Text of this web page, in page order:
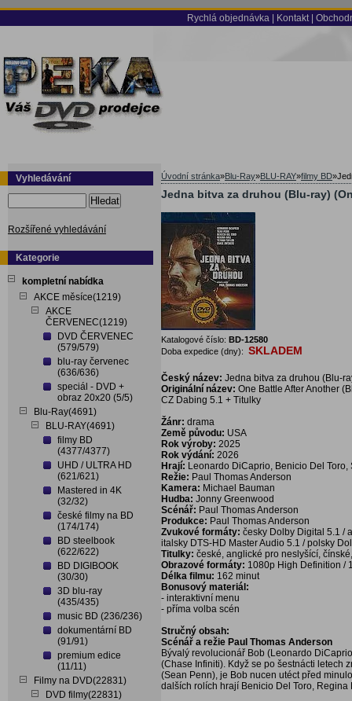
Rychlá objednávka Kontakt
Vyhledávání
Hledat
Rozšířené vyhledávání
Kategorie
kompletní nabídka
AKCE měsíce(1219)
AKCE
ČERVENEC(1219)
DVD ČERVENEC
(579/579)
blu-ray červenec
(636/636)
speciál - DVD +
obraz 20x20 (5/5)
Blu-Ray(4691)
BLU-RAY(4691)
filmy BD
(4377/4377)
UHD / ULTRA HD
(621/621)
Mastered in 4K
(32/32)
české filmy na BD
(174/174)
BD steelbook
(622/622)
BD DIGIBOOK
(30/30)
3D blu-ray
(435/435)
music BD (236/236)
dokumentární BD
(91/91)
premium edice
(11/11)
Filmy na DVD(22831)
DVD filmy(22831)
Úvodní stránka»Blu-Ray»BLU-RAY»filmy BD»
Jedna bitva za druhou (Blu-ray)
Katalogové číslo: BD-12580
Doba expedice (dny): SKLADEM
Český název: Jedna bitva za druhou (Blu-
Originální název: One Battle After Another
CZ Dabing 5.1 + Titulky
Žánr: drama
Země původu: USA
Rok výroby: 2025
Rok výdání: 2026
Hrají: Leonardo DiCaprio, Benicio Del
Režie: Paul Thomas Anderson
Kamera: Michael Bauman
Hudba: Jonny Greenwood
Scénář: Paul Thomas Anderson
Produkce: Paul Thomas Anderson
Zvukové formáty: česky Dolby Digital 5.1 /
italsky DTS-HD Master Audio 5.1 / polsky
Titulky: české, anglické pro neslyšící,
Obrazové formáty: 1080p High Definition /
Délka filmu: 162 minut
Bonusový materiál:
- interaktivní menu
- příma volba scén
Stručný obsah:
Scénář a režie Paul Thomas Anderson
Bývalý revolucionář Bob (Leonardo
(Chase Infiniti). Když se po šestnácti letech
(Sean Penn), je Bob nucen utéct před
dalších rolích hrají Benicio Del Toro, Regina